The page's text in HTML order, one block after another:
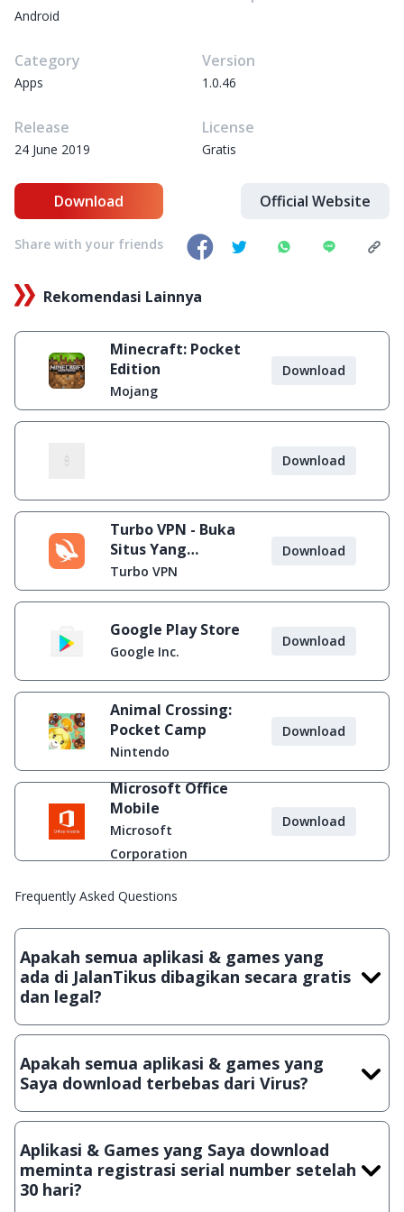
Android
Category
Apps
Version
1.0.46
Release
24 June 2019
License
Gratis
Download Official Website
Share with your friends
Rekomendasi Lainnya
Minecraft: Pocket
Edition
Mojang
Download
Download
Turbo VPN - Buka
Situs Yang
Diblokir
Turbo VPN
Download
Google Play Store
Google Inc.
Download
Animal Crossing:
Pocket Camp
Nintendo
Download
Microsoft Office
Mobile
Microsoft
Corporation
Download
Frequently Asked Questions
Apakah semua aplikasi & games yang
ada di JalanTikus dibagikan secara gratis
dan legal?
Ya, JalanTikus hanya membagikan aplikasi & games yang
crack, patch atau semacamnya.
Apakah semua aplikasi & games yang
Saya download terbebas dari Virus?
Ya, JalanTikus selalu melakukan scanning dengan 3 jenis
suatu aplikasi atau games, sehingga bisa dijamin 100%
terbebas dari virus.
Aplikasi & Games yang Saya download
meminta registrasi serial number setelah
30 hari?